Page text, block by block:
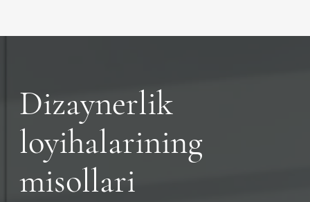
Dizaynerlik
loyihalarining
misollari